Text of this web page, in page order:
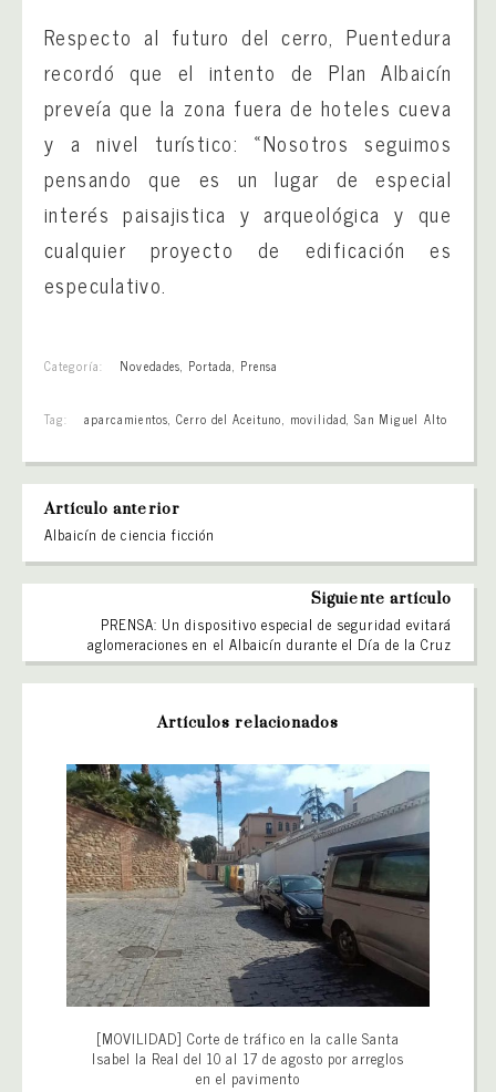
Respecto al futuro del cerro, Puentedura
recordó que el intento de Plan Albaicín
preveía que la zona fuera de hoteles cueva
y a nivel turístico: «Nosotros seguimos
pensando que es un lugar de especial
interés paisajistica y arqueológica y que
cualquier proyecto de edificación es
especulativo.
Categoría: Novedades, Portada, Prensa
Tag: aparcamientos, Cerro del Aceituno, movilidad,San Miguel Alto
Artículo anterior
Albaicín de ciencia ficción
Siguiente artículo
PRENSA: Un dispositivo especial de seguridad evitará
aglomeraciones en el Albaicín durante el Día de la Cruz
Artículos relacionados
[MOVILIDAD] Corte de tráfico en la calle Santa
Isabel la Real del 10 al 17 de agosto por arreglos
en el pavimento